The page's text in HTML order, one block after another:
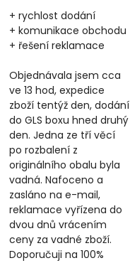
+ rychlost dodání
+ komunikace obchodu
+ řešení reklamace
Objednávala jsem cca
ve 13 hod, expedice
zboží tentýž den, dodání
do GLS boxu hned druhý
den. Jedna ze tří věcí
po rozbalení z
originálního obalu byla
vadná. Nafoceno a
zasláno na e-mail,
reklamace vyřízena do
dvou dnů vrácením
ceny za vadné zboží.
Doporučuji na 100%